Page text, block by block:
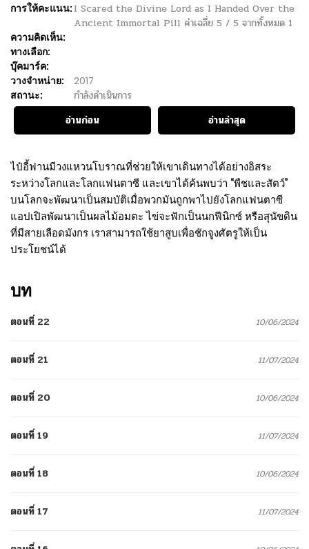
การให้คะแนน: I Scared the Divine Lord as I Handed Over the
Ancient Immortal Pill ค่าเฉลี่ย 5 / 5 จากทั้งหมด 1
ความคิดเห็น:
ทางเลือก:
บุ๊คมาร์ค:
วางจำหน่าย:
2017
สถานะ:
กำลังดำเนินการ
อ่านก่อน
อ่านล่าสุด
ไป๋อี้ฟานมีวงแหวนโบราณที่ช่วยให้เขาเดินทางได้อย่างอิสระ
ระหว่างโลกและโลกแฟนตาซี และเขาได้ค้นพบว่า “พืชและสัตว์”
บนโลกจะพัฒนาเป็นสมบัติเมื่อพวกมันถูกพาไปยังโลกแฟนตาซี
แอปเปิลพัฒนาเป็นผลไม้อมตะ ไข่จะฟักเป็นนกฟีนิกซ์ หรือสุนัขดิน
ที่มีสายเลือดมังกร เราสามารถใช้ยาสูบเพื่อชักจูงศัตรูให้เป็น
ประโยชน์ได้
บท
ตอนที่ 22 10/06/2024
ตอนที่ 21 11/07/2024
ตอนที่ 20 10/06/2024
ตอนที่ 19 11/07/2024
ตอนที่ 18 10/06/2024
ตอนที่ 17 11/07/2024